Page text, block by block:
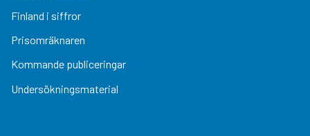
Finland i siffror
Prisomräknaren
Kommande publiceringar
Undersökningsmaterial